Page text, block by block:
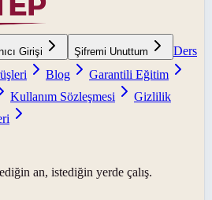
Girişi Şifremi Unuttum
Ders
Blog
Garantili Eğitim
Kullanım Sözleşmesi
Gizlilik
an, istediğin yerde çalış.